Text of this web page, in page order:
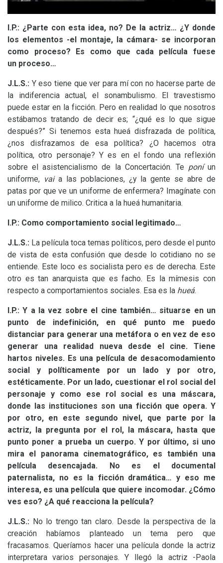
I.P.: ¿Parte con esta idea, no? De la actriz… ¿Y donde
los elementos -el montaje, la cámara- se incorporan
como proceso? Es como que cada película fuese
un proceso…
J.L.S.: Y eso tiene que ver para mí con no hacerse parte de
la indiferencia actual, el sonambulismo. El travestismo
puede estar en la ficción. Pero en realidad lo que nosotros
estábamos tratando de decir es; “¿qué es lo que sigue
después?” Si tenemos esta hueá disfrazada de política,
¿nos disfrazamos de esa política? ¿O hacemos otra
política, otro personaje? Y es en el fondo una reflexión
sobre el asistencialismo de la Concertación. Te poníun
uniforme, vaia las poblaciones, ¿y la gente se abre de
patas por que ve un uniforme de enfermera? Imagínate con
un uniforme de milico. Critica a la hueá humanitaria.
I.P.: Como comportamiento social legitimado…
J.L.S.: La película toca temas políticos, pero desde el punto
de vista de esta confusión que desde lo cotidiano no se
entiende. Este loco es socialista pero es de derecha. Este
otro es tan anarquista que es facho. Es la mímesis con
respecto a comportamientos sociales. Esa es la hueá.
I.P.: Y a la vez sobre el cine también… situarse en un
punto de indefinición, en qué punto me puedo
distanciar para generar una metáfora o en vez de eso
generar una realidad nueva desde el cine. Tiene
hartos niveles. Es una película de desacomodamiento
social y políticamente por un lado y por otro,
estéticamente. Por un lado, cuestionar el rol social del
personaje y como ese rol social es una máscara,
donde las instituciones son una ficción que opera. Y
por otro, en este segundo nivel, que parte por la
actriz, la pregunta por el rol, la máscara, hasta que
punto poner a prueba un cuerpo. Y por último, si uno
mira el panorama cinematográfico, es también una
película desencajada. No es el documental
paternalista, no es la ficción dramática… y eso me
interesa, es una película que quiere incomodar. ¿Cómo
ves eso? ¿A qué reacciona la película?
J.L.S.: No lo trengo tan claro. Desde la perspectiva de la
creación habíamos planteado un tema pero que
fracasamos. Queríamos hacer una película donde la actriz
interpretara varios personajes. Y llegó la actriz -Paola